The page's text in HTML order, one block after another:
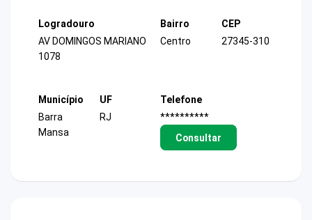
Logradouro
AV DOMINGOS MARIANO
1078
Bairro
Centro
CEP
27345-310
Município
Barra
Mansa
UF
RJ
Telefone
**********
Consultar